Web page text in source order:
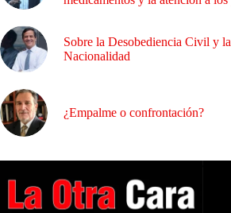
Sobre la Desobediencia Civil y
Nacionalidad
¿Empalme o confrontación?